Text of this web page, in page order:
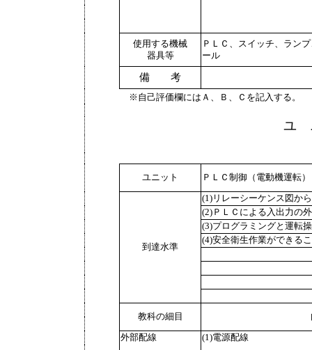
使用する機械
器具等
ＰＬＣ、スイッチ、ラン
ール
備 考
※自己評価欄にはＡ、Ｂ、Ｃを記入する。
ユ
ユニット ＰＬＣ制御（電動機運転）
到達水準
(1)リレーシーケンス図か
(2)ＰＬＣによる入出力の
(3)プログラミングと運転
(4)安全衛生作業ができる
教科の細目
外部配線 (1)電源配線